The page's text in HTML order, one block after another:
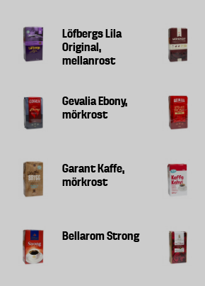
Löfbergs Lila
Original,
mellanrost
Gevalia Ebony,
mörkrost
Garant Kaffe,
mörkrost
Bellarom Strong